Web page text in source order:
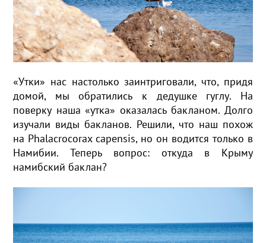
«Утки» нас настолько заинтриговали, что, придя
домой, мы обратились к дедушке гуглу. На
поверку наша «утка» оказалась бакланом. Долго
изучали виды бакланов. Решили, что наш похож
на Phalacrocorax capensis, но он водится только в
Намибии. Теперь вопрос: откуда в Крыму
намибский баклан?